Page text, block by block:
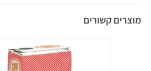
מוצרים קשורים